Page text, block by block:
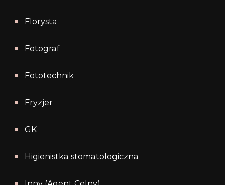
Florysta
Fotograf
Fototechnik
Fryzjer
GK
Higienistka stomatologiczna